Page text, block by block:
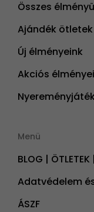
Összes
Ajándék ötletek
Új élményeink
Akciós
Nyereményjáték
Menü
BLOG |
Adatvédelem
ÁSZF